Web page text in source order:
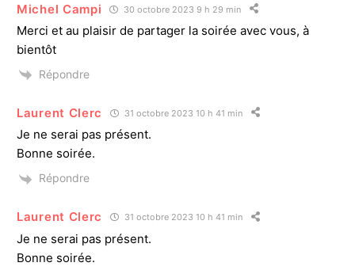
Michel Campi 30 octobre 2023 9 h 29 min
Merci et au plaisir de partager la soirée avec vous, à
bientôt
Répondre
Laurent Clerc 31 octobre 2023 10 h 41 min
Je ne serai pas présent.
Bonne soirée.
Répondre
Laurent Clerc 31 octobre 2023 10 h 41 min
Je ne serai pas présent.
Bonne soirée.